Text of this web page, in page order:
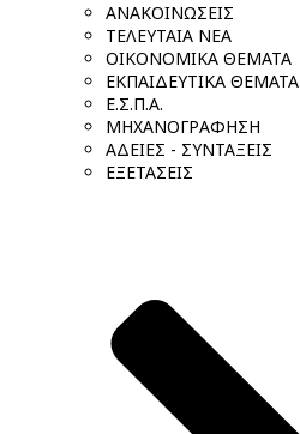
ΑΝΑΚΟΙΝΩΣΕΙΣ
ΤΕΛΕΥΤΑΙΑ ΝΕΑ
ΟΙΚΟΝΟΜΙΚΑ ΘΕΜΑΤΑ
ΕΚΠΑΙΔΕΥΤΙΚΑ ΘΕΜΑΤΑ
Ε.Σ.Π.Α.
ΜΗΧΑΝΟΓΡΑΦΗΣΗ
ΑΔΕΙΕΣ - ΣΥΝΤΑΞΕΙΣ
ΕΞΕΤΑΣΕΙΣ